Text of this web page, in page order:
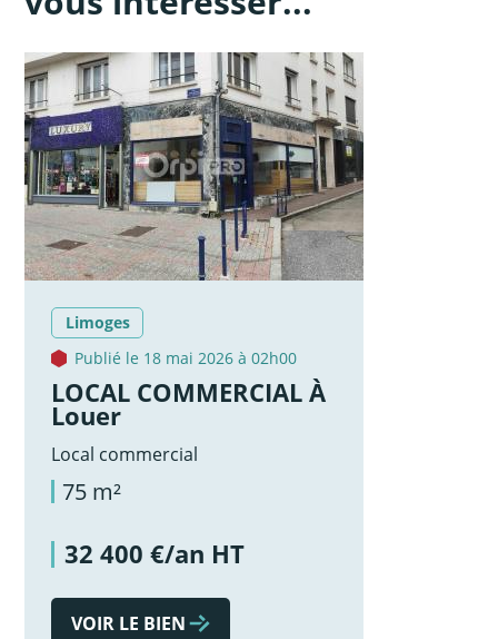
Limoges
Publié le 18 mai 2026 à 02h00
LOCAL COMMERCIAL À
Louer
Local commercial
75 m²
32 400 €/an HT
VOIR LE BIEN